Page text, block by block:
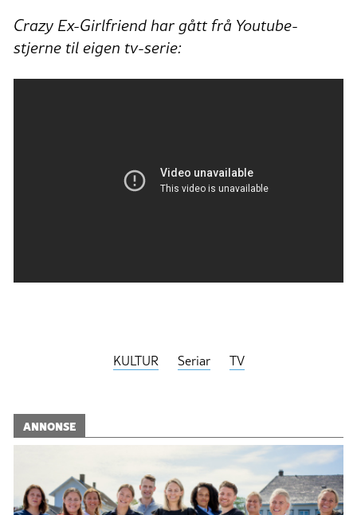
Crazy Ex-Girlfriend har gått frå Youtube-
stjerne til eigen tv-serie:
KULTUR Seriar TV
ANNONSE